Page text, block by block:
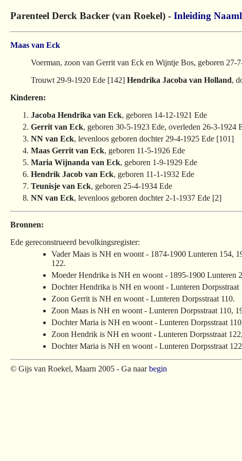
Parenteel Derck Backer (van Roekel) - Inleiding
Maas van Eck
Voerman, zoon van Gerrit van Eck en Wijntje Bos, geboren
Trouwt 29-9-1920 Ede [142] Hendrika Jacoba van Holland,
Kinderen:
Jacoba Hendrika van Eck, geboren 14-12-1921 Ede
Gerrit van Eck, geboren 30-5-1923 Ede, overleden 26-3-1924
NN van Eck, levenloos geboren dochter 29-4-1925 Ede [101]
Maas Gerrit van Eck, geboren 11-5-1926 Ede
Maria Wijnanda van Eck, geboren 1-9-1929 Ede
Hendrik Jacob van Eck, geboren 11-1-1932 Ede
Teunisje van Eck, geboren 25-4-1934 Ede
NN van Eck, levenloos geboren dochter 2-1-1937 Ede [2]
Bronnen:
Ede gereconstrueerd bevolkingsregister:
Vader Maas is NH en woont - 1874-1900 Lunteren 154,
122.
Moeder Hendrika is NH en woont - 1895-1900 Lunteren
Dochter Hendrika is NH en woont - Lunteren
Zoon Gerrit is NH en woont - Lunteren Dorpsstraat 110.
Zoon Maas is NH en woont - Lunteren Dorpsstraat 110,
Dochter Maria is NH en woont - Lunteren Dorpsstraat
Zoon Hendrik is NH en woont - Lunteren Dorpsstraat
Dochter Maria is NH en woont - Lunteren Dorpsstraat
© Gijs van Roekel, Maarn 2005 - Ga naarbegin